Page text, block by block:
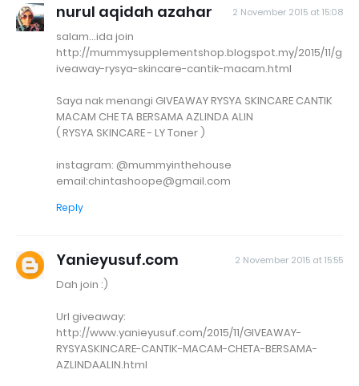
nurul aqidah azahar 2 November 2015 at 15:08
salam...ida join
http://mummysupplementshop.blogspot.my/2015/11/g
iveaway-rysya-skincare-cantik-macam.html
Saya nak menangi GIVEAWAY RYSYA SKINCARE CANTIK
MACAM CHE TA BERSAMA AZLINDA ALIN
( RYSYA SKINCARE - LY Toner )
instagram: @mummyinthehouse
email:chintashoope@gmail.com
Reply
Yanieyusuf.com 2 November 2015 at 15:55
Dah join :)
Url giveaway:
http://www.yanieyusuf.com/2015/11/GIVEAWAY-
RYSYASKINCARE-CANTIK-MACAM-CHETA-BERSAMA-
AZLINDAALIN.html